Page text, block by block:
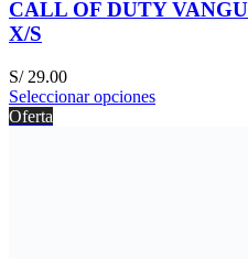
CALL OF DUTY
X/S
S/29.00
Seleccionar opciones
Oferta